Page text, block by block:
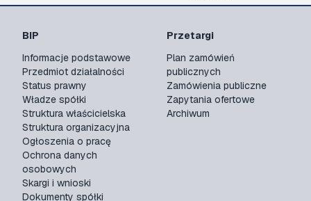
BIP
Informacje podstawowe
Przedmiot działalności
Status prawny
Władze spółki
Struktura właścicielska
Struktura organizacyjna
Ogłoszenia o pracę
Ochrona danych
osobowych
Skargi i wnioski
Dokumenty spółki
Przetargi
Plan zamówień
publicznych
Zamówienia publiczne
Zapytania ofertowe
Archiwum